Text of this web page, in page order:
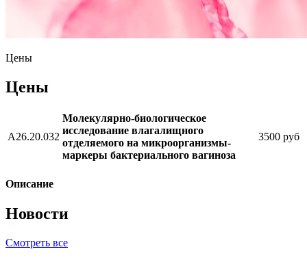
Цены
Цены
А26.20.032
Молекулярно-биологическое
исследование влагалищного
отделяемого на микроорганизмы-
маркеры бактериального вагиноза
3500 руб
Описание
Новости
Смотреть все